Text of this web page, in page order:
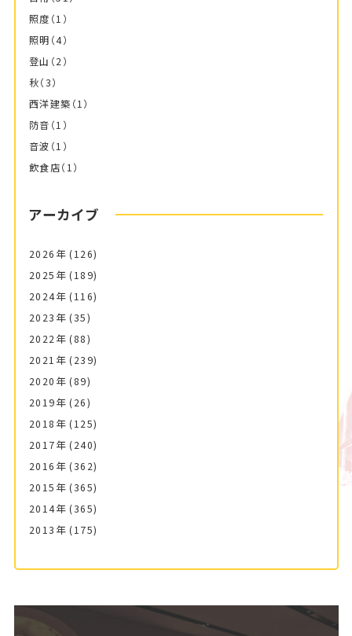
照度 （1）
照明 （4）
登山 （2）
秋（3）
西洋建築 （1）
防音 （1）
音波 （1）
飲食店（1）
アーカイブ
2026年 (126)
2025年 (189)
2024年 (116)
2023年 (35)
2022年 (88)
2021年 (239)
2020年 (89)
2019年 (26)
2018年 (125)
2017年 (240)
2016年 (362)
2015年 (365)
2014年 (365)
2013年 (175)